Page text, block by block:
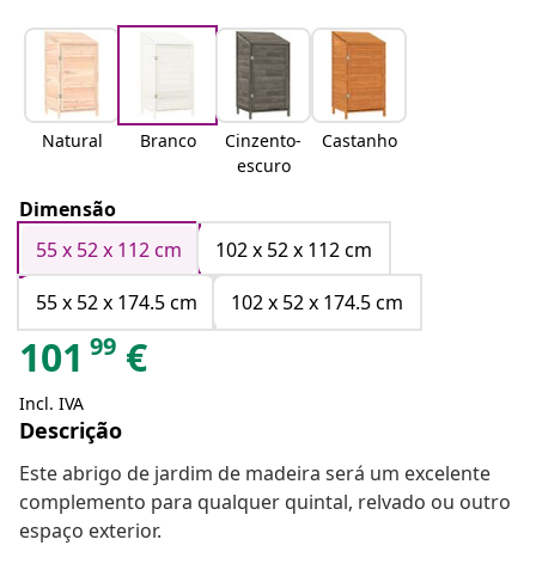
Natural Branco
Cinzento-
escuro
Castanho
Dimensão
55 x 52 x 112 cm
102 x 52 x 112 cm
55 x 52 x 174.5 cm
102 x 52 x 174.5 cm
101 99 €
Incl. IVA
Descrição
Este abrigo de jardim de madeira será um excelente
complemento para qualquer quintal, relvado ou outro
espaço exterior.